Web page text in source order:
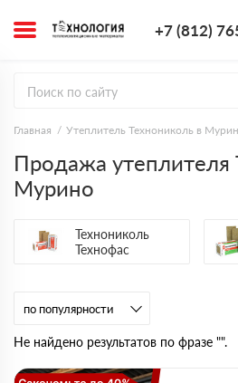
+7 (812)
Главная Утеплитель Технониколь в
Продажа утеплителя
Мурино
Технониколь
Технофас
Не найдено результатов по фразе "".